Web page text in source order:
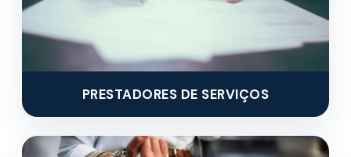
PRESTADORES DE SERVIÇOS